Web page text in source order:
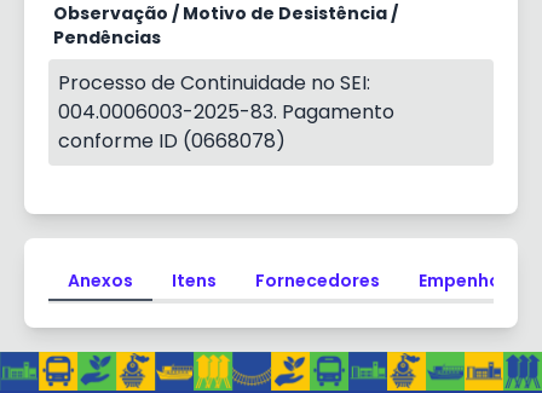
Observação / Motivo de Desistência /
Pendências
Processo de Continuidade no SEI:
004.0006003-2025-83. Pagamento
conforme ID (0668078)
Anexos Itens Fornecedores Empenhos